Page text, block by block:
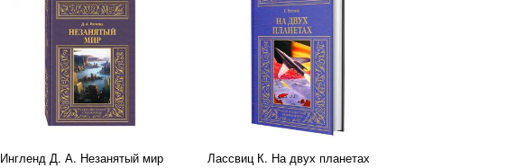
Ингленд Д. А. Незанятый мир Лассвиц К. На двух планетах